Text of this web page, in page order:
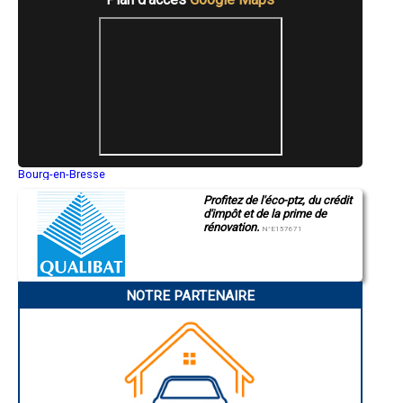
- Entreprise de rénovation immobilière à Eurre
- Entreprise de rénovation immobilière à Mollans-sur-Ouvèze
- Entreprise de rénovation immobilière à Laveyron
- Entreprise de rénovation immobilière à Eymeux
- Entreprise de rénovation immobilière à Margès
- Entreprise de rénovation immobilière à Le Poët-Laval
- Entreprise de rénovation immobilière à Tourrettes
- Entreprise de rénovation immobilière à Piégros-la-Clastre
- Entreprise de rénovation immobilière à La Bâtie-Rolland
- Entreprise de rénovation immobilière à Charmes-sur-l'Herbasse
- Entreprise de rénovation immobilière à Mirabel-et-Blacons
- Entreprise de rénovation immobilière à Cléon-d'Andran
- Entreprise de rénovation immobilière à Rochefort-Samson
- Entreprise de rénovation immobilière à Le Grand-Serre
- Entreprise de rénovation immobilière à Saint-Gervais-sur-Roubion
- Entreprise de rénovation immobilière à La Baume-de-Transit
Bourg-en-Bresse
Montluçon
Manosque
Gap
Charleville-Mézières
Pamiers
Narbonne
Profitez de l'éco-ptz, du crédit
d'impôt et de la prime de
rénovation. N°E157671
NOTRE PARTENAIRE